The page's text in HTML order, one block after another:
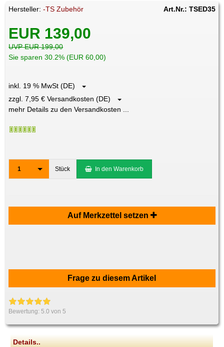
Hersteller:-TS Zubehör Art.Nr.: TSED35
EUR 139,00
UVP EUR 199,00
Sie sparen 30.2% (EUR 60,00)
inkl. 19 % MwSt (DE)
zzgl. 7,95 € Versandkosten (DE)
mehr Details zu den Versandkosten ...
1 Stück In den Warenkorb
Auf Merkzettel setzen
Frage zu diesem Artikel
Bewertung:5.0 von 5
Details..